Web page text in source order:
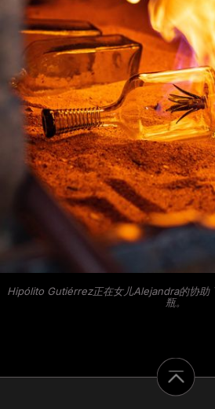
Hipólito Gutiérrez正在女儿Alejandra的协助
瓶。